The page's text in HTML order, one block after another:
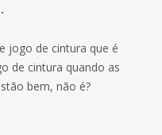
jogo de cintura que é
de cintura quando as
bem, não é?